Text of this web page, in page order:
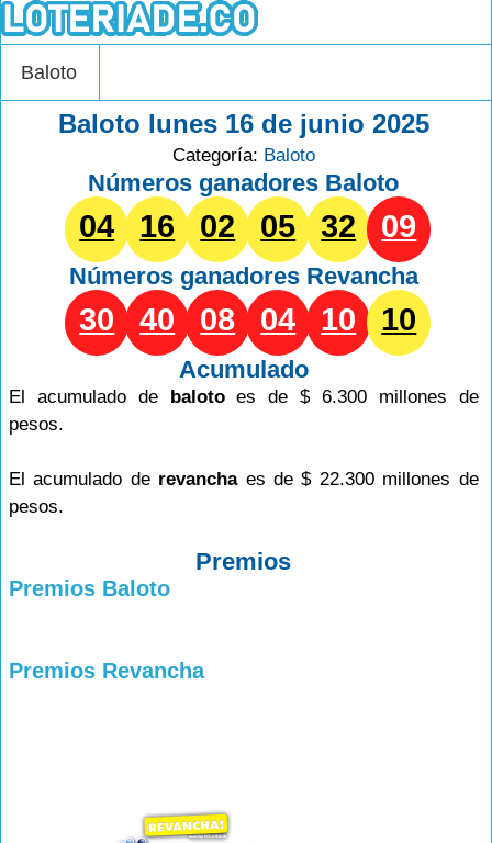
Baloto
Baloto lunes 16 de junio 2025
Categoría: Baloto
Números ganadores Baloto
04 16 02 05 32 09
Números ganadores Revancha
30 40 08 04 10 10
Acumulado
El acumulado de balotoes de $ 6.300 millones de
pesos.
El acumulado de revanchaes de $ 22.300 millones de
pesos.
Premios
Premios Baloto
Premios Revancha